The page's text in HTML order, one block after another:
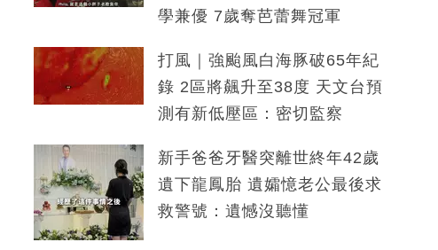
學兼優 7歲奪芭蕾舞冠軍
打風｜強颱風白海豚破65年紀
錄 2區將飆升至38度 天文台預
測有新低壓區：密切監察
新手爸爸牙醫突離世終年42歲
遺下龍鳳胎 遺孀憶老公最後求
救警號：遺憾沒聽懂